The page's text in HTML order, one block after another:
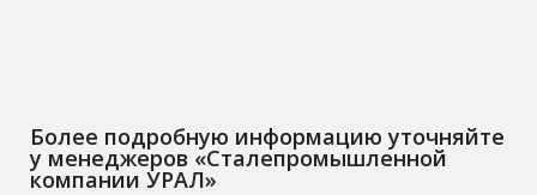
Более подробную информацию уточняйте
у менеджеров «Сталепромышленной
компании УРАЛ»